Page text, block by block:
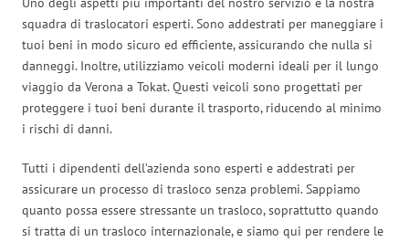
squadra di traslocatori esperti. Sono addestrati per maneggiare i
tuoi beni in modo sicuro ed efficiente, assicurando che nulla si
danneggi. Inoltre, utilizziamo veicoli moderni ideali per il lungo
viaggio da Verona a Tokat. Questi veicoli sono progettati per
proteggere i tuoi beni durante il trasporto, riducendo al minimo
i rischi di danni.
Tutti i dipendenti dell’azienda sono esperti e addestrati per
assicurare un processo di trasloco senza problemi. Sappiamo
quanto possa essere stressante un trasloco, soprattutto quando
si tratta di un trasloco internazionale, e siamo qui per rendere le